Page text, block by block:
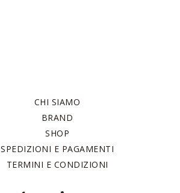
CHI SIAMO
BRAND
SHOP
SPEDIZIONI E PAGAMENTI
TERMINI E CONDIZIONI